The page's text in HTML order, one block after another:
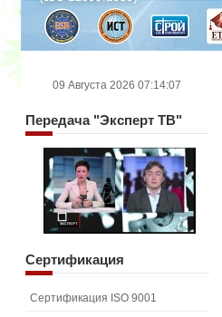
09 Августа 2026 07:14:07
Передача"Эксперт ТВ"
Сертификация
Сертификация ISO 9001